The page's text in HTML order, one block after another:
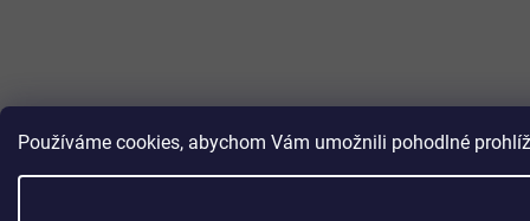
Používáme cookies, abychom Vám umožnili pohodlné